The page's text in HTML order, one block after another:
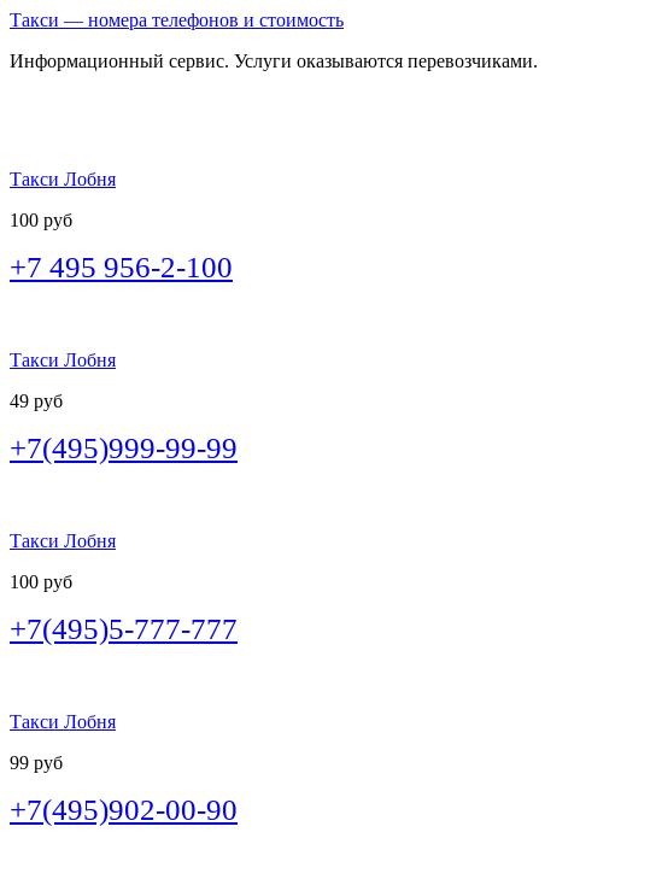
Такси — номера телефонов и стоимость
Информационный сервис. Услуги оказываются перевозчиками.
Такси Лобня
100 руб
+7 495 956-2-100
Такси Лобня
49 руб
+7(495)999-99-99
Такси Лобня
100 руб
+7(495)5-777-777
Такси Лобня
99 руб
+7(495)902-00-90